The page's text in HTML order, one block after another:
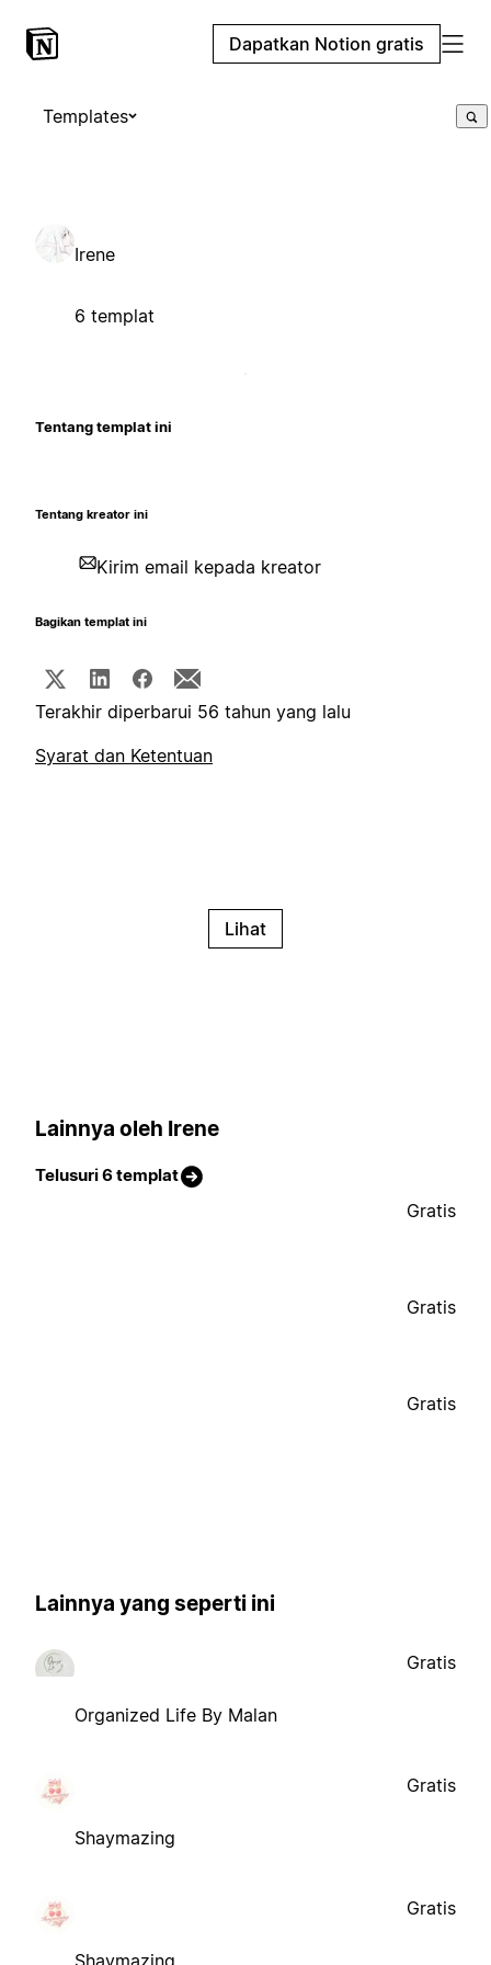
Dapatkan Notion gratis
Templates
Irene
6 templat
Tentang templat ini
Tentang kreator ini
Kirim email kepada kreator
Bagikan templat ini
Terakhir diperbarui 56 tahun yang lalu
Syarat dan Ketentuan
Lihat
Lainnya oleh Irene
Telusuri 6 templat
Gratis
Gratis
Gratis
Lainnya yang seperti ini
Organized Life By Malan
Gratis
Shaymazing
Gratis
Shaymazing
Gratis